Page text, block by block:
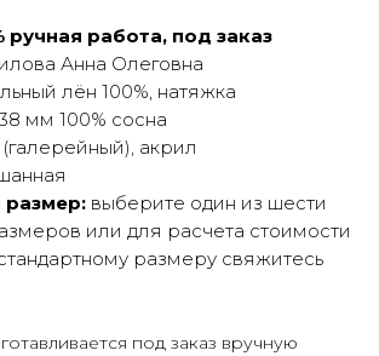
ручная работа, под заказ
Анна Олеговна
лён 100%, натяжка
мм 100% сосна
акрил
выберите один из шести
или для расчета стоимости
размеру свяжитесь
под заказ вручную